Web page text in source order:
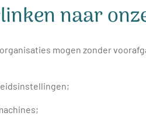
naar
mogen zonder